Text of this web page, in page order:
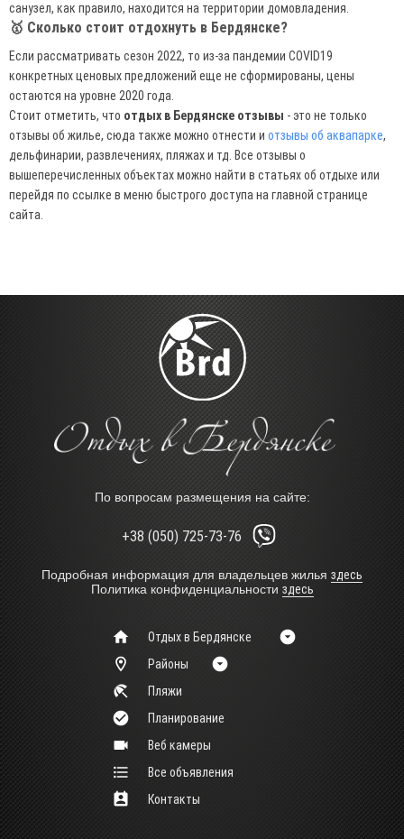
санузел, как правило, находится на территории домовладения.
🥇 Сколько стоит отдохнуть в Бердянске?
Если рассматривать сезон 2022, то из-за пандемии COVID19
конкретных ценовых предложений еще не сформированы, цены
остаются на уровне 2020 года.
Стоит отметить, что отдых в Бердянске отзывы - это не только
отзывы об жилье, сюда также можно отнести и отзывы об аквапарке,
дельфинарии, развлечениях, пляжах и тд. Все отзывы о
вышеперечисленных объектах можно найти в статьях об отдыхе или
перейдя по ссылке в меню быстрого доступа на главной странице
сайта.
По вопросам размещения на сайте:
+38 (050) 725-73-76
Подробная информация для владельцев жилья здесь
Политика конфиденциальности здесь
Отдых в Бердянске
Районы
Пляжи
Планирование
Веб камеры
Все объявления
Контакты